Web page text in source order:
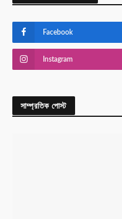
Facebook
Instagram
সাম্প্রতিক পোস্ট